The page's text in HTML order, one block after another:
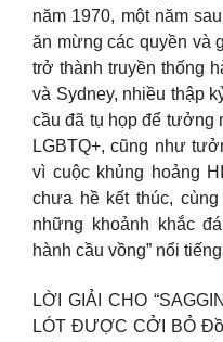
năm 1970, một năm
ăn mừng các quyền và
trở thành truyền thống
và Sydney, nhiều thập
cầu đã tụ họp để tưởng
LGBTQ+, cũng như
vì cuộc khủng hoảng
chưa hề kết thúc, cùng
những khoảnh khắc
hành cầu vồng” nổi
LỜI GIẢI CHO
LÓT ĐƯỢC CỞI BỎ